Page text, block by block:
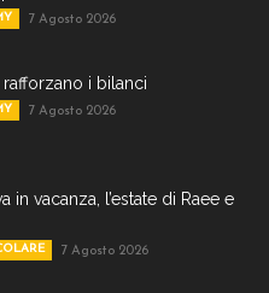
7 Agosto 2026
rafforzano i bilanci
7 Agosto 2026
in vacanza, l’estate di Raee e
7 Agosto 2026